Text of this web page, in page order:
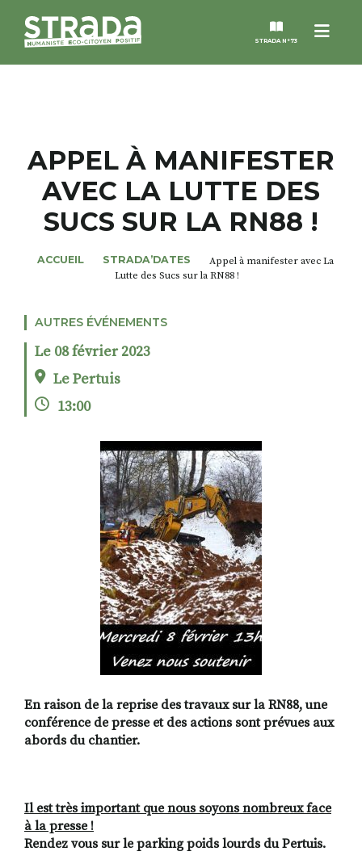
Menu
STRADA N°73
MAGAZINES
NOS THÈMES
S'INSCRIRE À LA NEWSLETTER
FACEBOOKINSTAGRAM
LINKEDINYOUTUBE
APPEL À MANIFESTER
AVEC LA LUTTE DES
SUCS SUR LA RN88 !
ACCUEIL STRADA’DATES
Appel à manifester avec La
Lutte des Sucs sur la RN88 !
AUTRES ÉVÉNEMENTS
Le 08 février 2023
Le Pertuis
13:00
En raison de la reprise des travaux sur la RN88, une
conférence de presse et des actions sont prévues aux
abords du chantier.
Il est très important que nous soyons nombreux face
à la presse !
Rendez vous sur le parking poids lourds du Pertuis.